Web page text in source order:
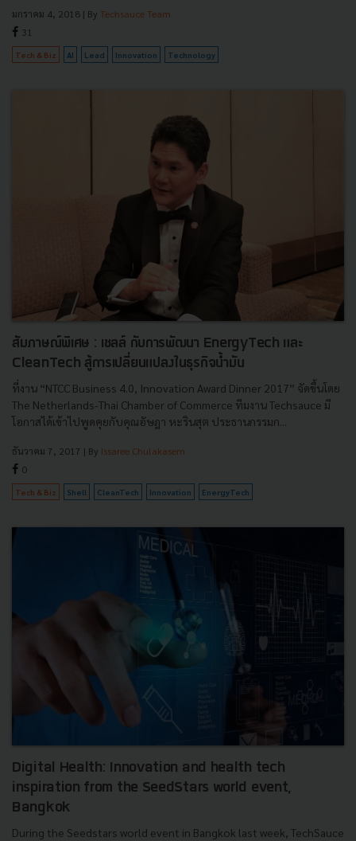
มกราคม 4, 2018 | By Techsauce Team
31
Tech & Biz AI Lead Innovation Technology
สัมภาษณ์พิเศษ : เชลล์ กับการพัฒนา EnergyTech และ
CleanTech สู้การเปลี่ยนแปลงในธุรกิจน้ำมัน
ที่งาน “NTCC Business 4.0, Innovation Award Dinner 2017” จัดขึ้นโดย
The Netherlands-Thai Chamber of Commerce ทีมงาน Techsauce มี
โอกาสได้เข้าไปพูดคุยกับคุณอัษฎา หะรินสุต ประธานกรรมก...
ธันวาคม 7, 2017 | By Issaree Chulakasem
0
Tech & Biz Shell CleanTech Innovation EnergyTech
Digital Health: Innovation and health tech
inspiration from the SeedStars world event,
Bangkok
During the Seedstars world event in Bangkok last week, TechSauce